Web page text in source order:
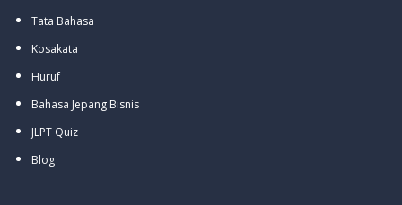
Tata Bahasa
Kosakata
Huruf
Bahasa Jepang Bisnis
JLPT Quiz
Blog